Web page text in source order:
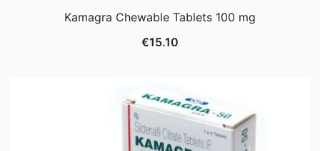
Kamagra Chewable Tablets 100 mg
€15.10